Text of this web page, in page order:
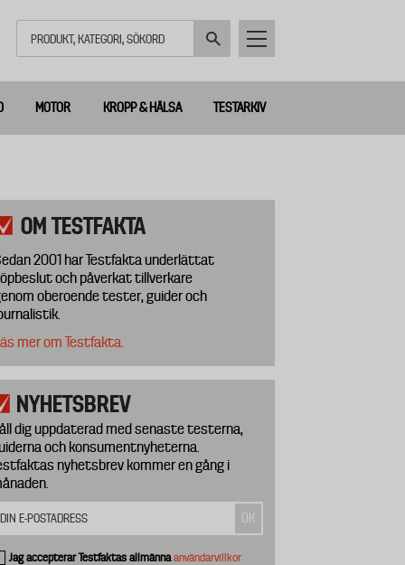
MOTOR KROPP & HÄLSA TESTARKIV
OM TESTFAKTA
2001 har Testfakta underlättat
och påverkat tillverkare
oberoende tester, guider och
mer om Testfakta.
NYHETSBREV
dig uppdaterad med senaste testerna,
och konsumentnyheterna.
nyhetsbrev kommer en gång i
Jag accepterar Testfaktas allmännaanvändarvillkor